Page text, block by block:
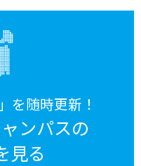
を随時更新！
ンパスの
見る